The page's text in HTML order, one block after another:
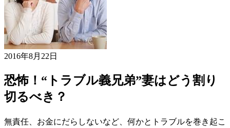
2016年8月22日
恐怖！“トラブル義兄弟”妻はどう割り
切るべき？
無責任、お金にだらしないなど、何かとトラブルを巻き起こ